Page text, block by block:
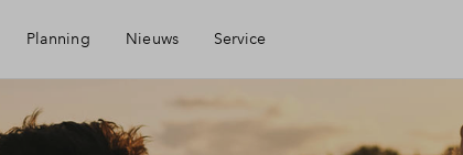
Planning Nieuws Service